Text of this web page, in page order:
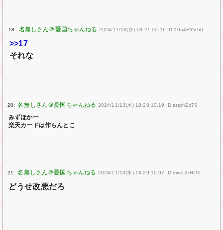
18: 2024/11/13(水) 18:21:00.16 ID:10a4RYV60
>>17
それな
20: 2024/11/13(水) 18:28:10.19 ID:attpN2z70
みずほかー
楽天カードは作らんとこ
21: 2024/11/13(水) 18:29:10.97 ID:mxsU/zHO0
どうせ改悪だろ